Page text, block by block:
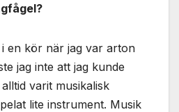
en kör när jag var arton
jag inte att jag kunde
varit musikalisk
lite instrument. Musik